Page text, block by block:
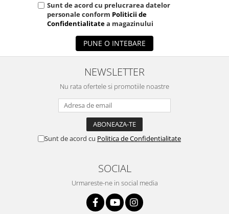
Sunt de acord cu prelucrarea datelor
personale conform Politicii de
Confidentialitatea magazinului
PUNE O INTEBARE
NEWSLETTER
Nu rata ofertele si promotiile noastre
Sunt de acord cu Politica de Confidentialitate
SOCIAL
Urmareste-ne in social media